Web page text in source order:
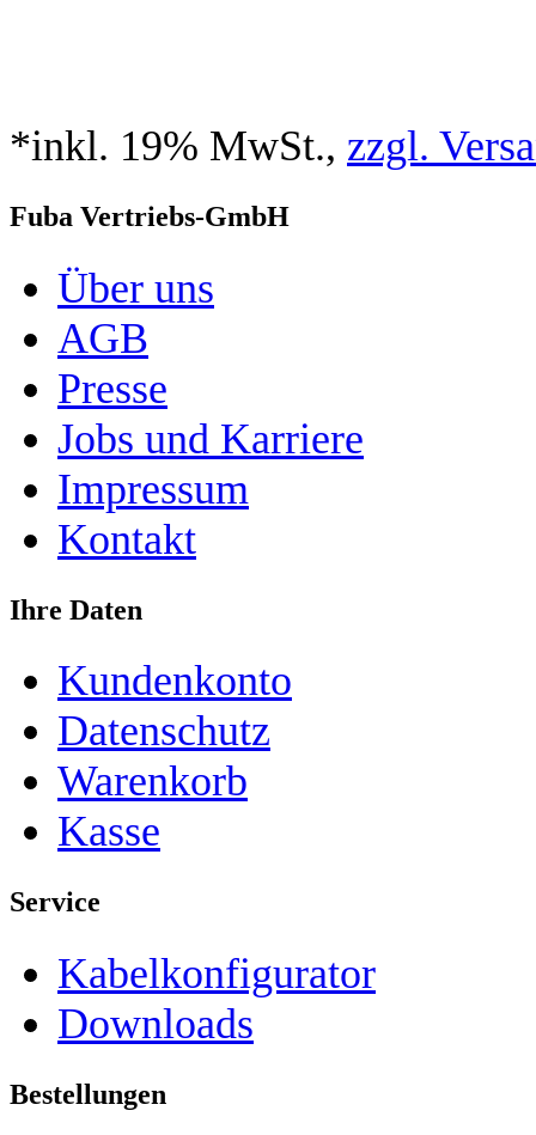
*inkl. 19% MwSt., zzgl.
Fuba Vertriebs-GmbH
Über uns
AGB
Presse
Jobs und Karriere
Impressum
Kontakt
Ihre Daten
Kundenkonto
Datenschutz
Warenkorb
Kasse
Service
Kabelkonfigurator
Downloads
Bestellungen